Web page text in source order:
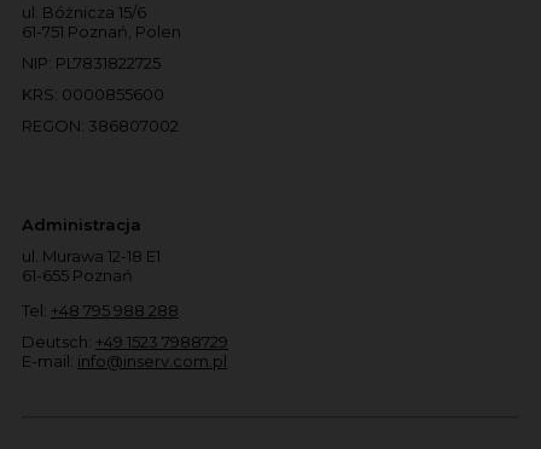
ul. Bóżnicza 15/6
61-751 Poznań, Polen
NIP: PL7831822725
KRS: 0000855600
REGON: 386807002
Administracja
ul. Murawa 12-18 E1
61-655 Poznań
Tel: +48 795 988 288
Deutsch: +49 1523 7988729
E-mail: info@inserv.com.pl